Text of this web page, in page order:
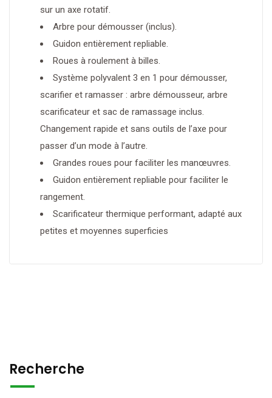
sur un axe rotatif.
Arbre pour démousser (inclus).
Guidon entièrement repliable.
Roues à roulement à billes.
Système polyvalent 3 en 1 pour démousser,
scarifier et ramasser : arbre démousseur, arbre
scarificateur et sac de ramassage inclus.
Changement rapide et sans outils de l’axe pour
passer d’un mode à l’autre.
Grandes roues pour faciliter les manœuvres.
Guidon entièrement repliable pour faciliter le
rangement.
Scarificateur thermique performant, adapté aux
petites et moyennes superficies
Recherche